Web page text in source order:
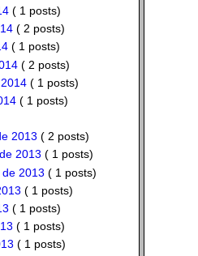
( 1 posts)
( 2 posts)
( 1 posts)
( 2 posts)
( 1 posts)
( 1 posts)
2013 ( 2 posts)
2013 ( 1 posts)
2013 ( 1 posts)
( 1 posts)
( 1 posts)
( 1 posts)
( 1 posts)